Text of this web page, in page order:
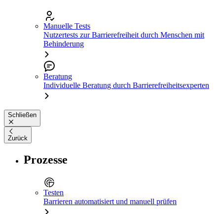
Manuelle Tests
Nutzertests zur Barrierefreiheit durch Menschen mit
Behinderung
Beratung
Individuelle Beratung durch Barrierefreiheitsexperten
Schließen
Zurück
Prozesse
Testen
Barrieren automatisiert und manuell prüfen